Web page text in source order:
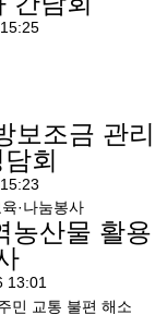
보조금 관리
회
농산물 활용
13:01